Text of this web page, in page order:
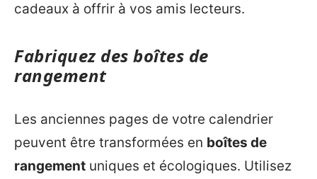
cadeaux à offrir à vos amis lecteurs.
Fabriquez des boîtes de
rangement
Les anciennes pages de votre calendrier
peuvent être transformées en boîtes de
rangement uniques et écologiques. Utilisez